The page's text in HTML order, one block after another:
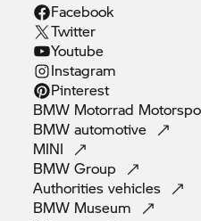
Facebook
Twitter
Youtube
Instagram
Pinterest
BMW Motorrad
BMWautomotive
MINI
BMWGroup
Authoritiesvehicles
BMW Museum